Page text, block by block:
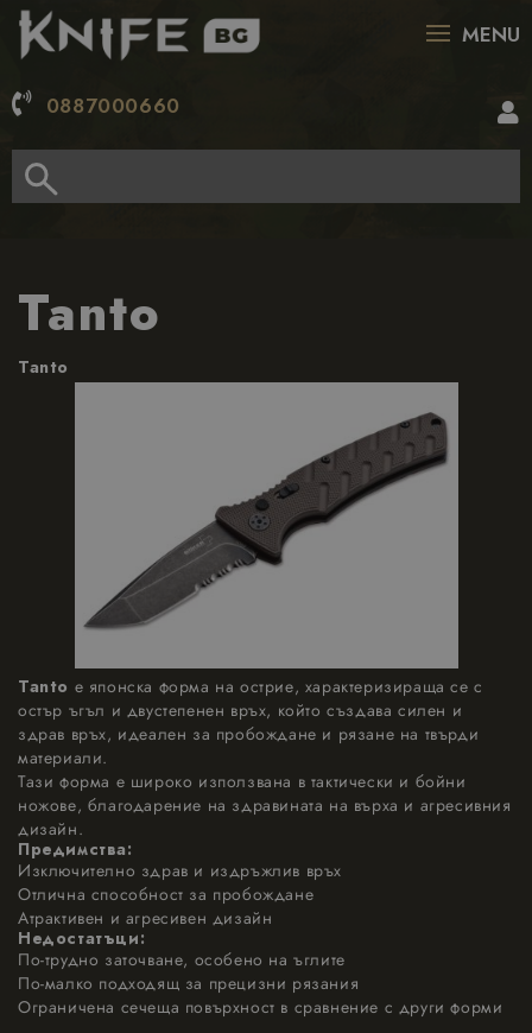
MENU
0887000660
Tanto
Tanto
Tanto е японска форма на острие, характеризираща се с
остър ъгъл и двустепенен връх, който създава силен и
здрав връх, идеален за пробождане и рязане на твърди
материали.
Тази форма е широко използвана в тактически и бойни
ножове, благодарение на здравината на върха и агресивния
дизайн.
Предимства:
Изключително здрав и издръжлив връх
Отлична способност за пробождане
Атрактивен и агресивен дизайн
Недостатъци:
По-трудно заточване, особено на ъглите
По-малко подходящ за прецизни рязания
Ограничена сечеща повърхност в сравнение с други форми